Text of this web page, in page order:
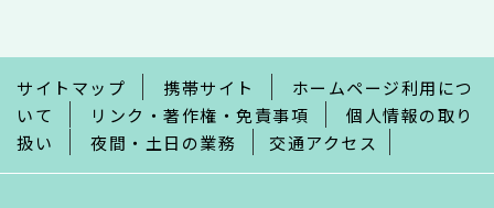
で
サイトマップ 携帯サイト
ホームページ利用につ
いて
リンク・著作権・免責事項
個人情報の取り
扱い
夜間・土日の業務 交通アクセス